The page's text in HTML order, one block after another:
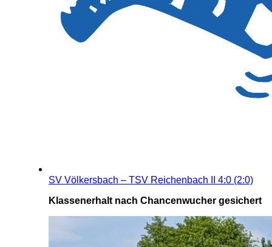
SV Völkersbach – TSV Reichenbach II 4:0 (2:0)
Klassenerhalt nach Chancenwucher gesichert